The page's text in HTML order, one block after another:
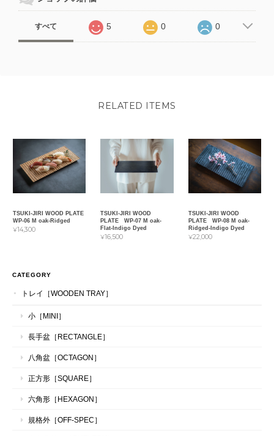
すべて 5 0 0
RELATED ITEMS
TSUKI-JIRI WOOD PLATE
WP-06 M oak-Ridged
¥14,300
TSUKI-JIRI WOOD
PLATE WP-07 M oak-
Flat-Indigo Dyed
¥16,500
TSUKI-JIRI WOOD
PLATE WP-08 M oak-
Ridged-Indigo Dyed
¥22,000
CATEGORY
トレイ［WOODEN TRAY］
小［MINI］
長手盆［RECTANGLE］
八角盆［OCTAGON］
正方形［SQUARE］
六角形［HEXAGON］
規格外［OFF-SPEC］